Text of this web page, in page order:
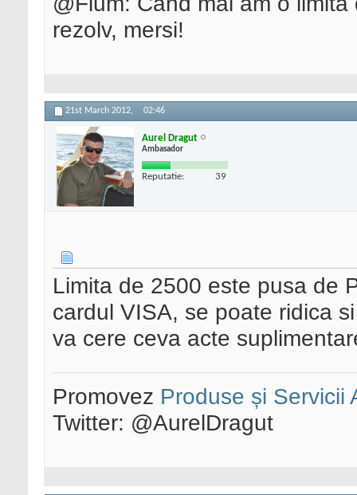
rezolv, mersi!
21st March 2012, 02:46
Aurel Dragut
Ambasador
Reputatie: 39
Limita de 2500 este pusa de
cardul VISA, se poate ridica
va cere ceva acte
Promovez Produse și Servicii
Twitter: @AurelDragut